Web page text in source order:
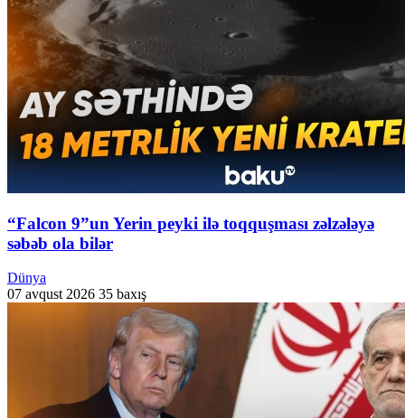
“Falcon 9”un Yerin peyki ilə toqquşması zəlzələyə
səbəb ola bilər
Dünya
07 avqust 2026 35 baxış